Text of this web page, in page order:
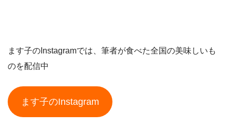
ます子のInstagramでは、筆者が食べた全国の美味しいも
のを配信中
ます子のInstagram